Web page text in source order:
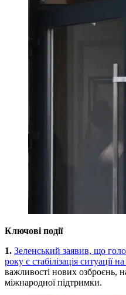
Ключові події
1. Зеленський заявив, що
року є стабілізація ситуації
важливості нових озброєнь,
міжнародної підтримки.